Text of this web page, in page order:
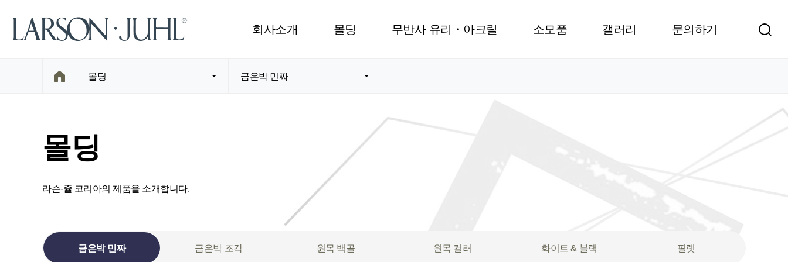
회사소개 몰딩 무반사 유리・아크릴 소모품 갤러리 문의하기
몰딩 금은박 민짜
몰딩
라슨-쥴 코리아의 제품을 소개합니다.
금은박 민짜 금은박 조각 원목 백골 원목 컬러 화이트 & 블랙 필렛